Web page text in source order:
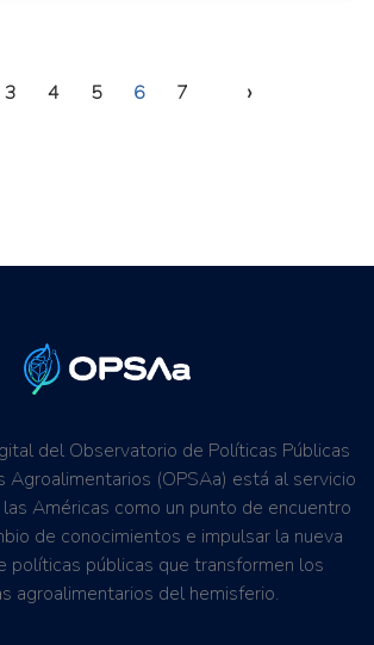
3 4 5 6 7 ›
del Observatorio de Políticas Públicas
Agroalimentarios (OPSAa) está al servicio
Américas como un punto de encuentro
de conocimientos e impulsar la nueva
políticas públicas que transformen los
agroalimentarios del hemisferio.